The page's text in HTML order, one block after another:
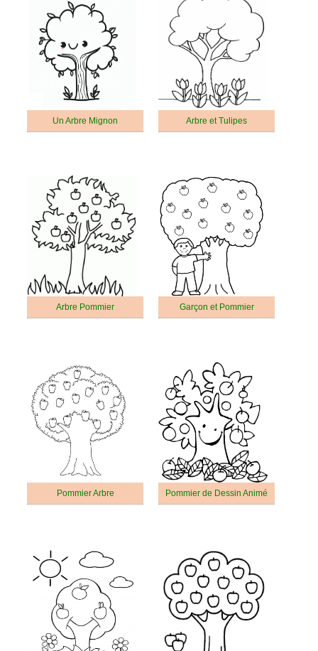
Un Arbre Mignon Arbre et Tulipes
Arbre Pommier Garçon et Pommier
Pommier Arbre Pommier de Dessin Animé